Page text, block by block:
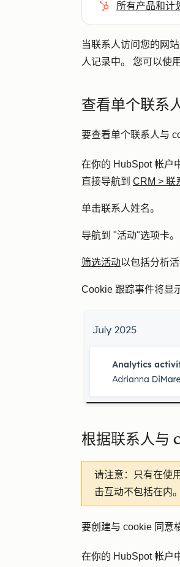
所有产品和计
当联系人访问您的网
人记录中。 您可以使
查看单个联系
要查看单个联系人与
在你的 HubSpot 帐户
直接导航到 CRM > 联
单击联系人姓名。
导航到 "活动"选项卡。
筛选活动以包括分析
Cookie 跟踪事件将显
根据联系人与
请注意： 只有在使用
击互动不包括在内。
要创建与 cookie 同意
在你的 HubSpot 帐户